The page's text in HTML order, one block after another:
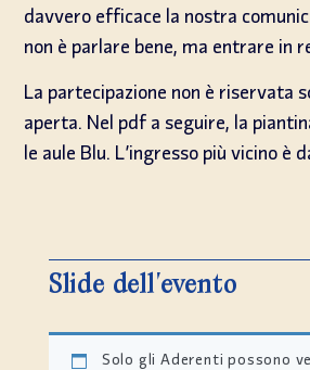
davvero efficace la nostra
non è parlare bene, ma entrare in
La partecipazione non è riservata
aperta. Nel pdf a seguire, la
le aule Blu. L’ingresso più vicino è
Slide dell'evento
Solo gli Aderenti possono